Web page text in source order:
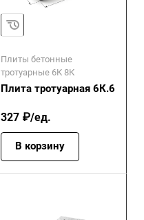
Плиты бетонные
тротуарные 6К 8К
Плита тротуарная 6К.6
327 ₽/ед.
В корзину